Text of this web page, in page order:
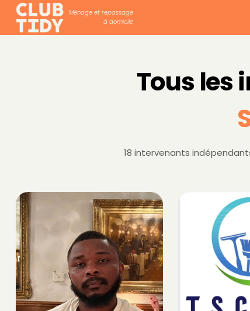
Ménage et repassage
à domicile
Tous les
18 intervenants